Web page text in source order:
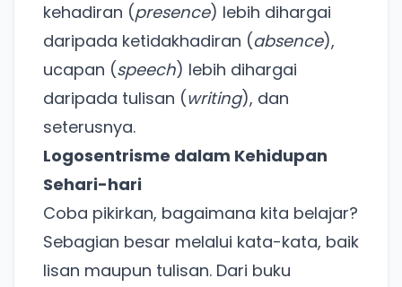
kehadiran (presence) lebih dihargai
daripada ketidakhadiran (absence),
ucapan (speech) lebih dihargai
daripada tulisan (writing), dan
seterusnya.
Logosentrisme dalam Kehidupan
Sehari-hari
Coba pikirkan, bagaimana kita belajar?
Sebagian besar melalui kata-kata, baik
lisan maupun tulisan. Dari buku